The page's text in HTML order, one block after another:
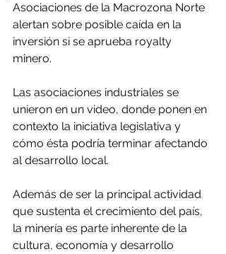
Asociaciones de la Macrozona Norte
alertan sobre posible caída en la
inversión si se aprueba royalty
minero.
Las asociaciones industriales se
unieron en un video, donde ponen en
contexto la iniciativa legislativa y
cómo ésta podría terminar afectando
al desarrollo local.
Además de ser la principal actividad
que sustenta el crecimiento del país,
la minería es parte inherente de la
cultura, economía y desarrollo